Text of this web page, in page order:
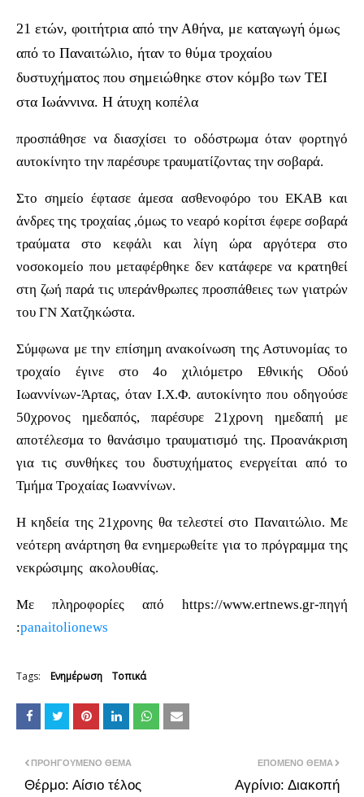
21 ετών, φοιτήτρια από την Αθήνα, με καταγωγή όμως
από το Παναιτώλιο, ήταν το θύμα τροχαίου
δυστυχήματος που σημειώθηκε στον κόμβο των ΤΕΙ
στα Ιωάννινα. Η άτυχη κοπέλα
προσπάθησε να διασχίσει το οδόστρωμα όταν φορτηγό
αυτοκίνητο την παρέσυρε τραυματίζοντας την σοβαρά.
Στο σημείο έφτασε άμεσα ασθενοφόρο του ΕΚΑΒ και
άνδρες της τροχαίας ,όμως το νεαρό κορίτσι έφερε σοβαρά
τραύματα στο κεφάλι και λίγη ώρα αργότερα στο
νοσοκομείο που μεταφέρθηκε δεν κατάφερε να κρατηθεί
στη ζωή παρά τις υπεράνθρωπες προσπάθειες των γιατρών
του ΓΝ Χατζηκώστα.
Σύμφωνα με την επίσημη ανακοίνωση της Αστυνομίας το
τροχαίο έγινε στο 4ο χιλιόμετρο Εθνικής Οδού
Ιωαννίνων-Άρτας, όταν Ι.Χ.Φ. αυτοκίνητο που οδηγούσε
50χρονος ημεδαπός, παρέσυρε 21χρονη ημεδαπή με
αποτέλεσμα το θανάσιμο τραυματισμό της. Προανάκριση
για τις συνθήκες του δυστυχήματος ενεργείται από το
Τμήμα Τροχαίας Ιωαννίνων.
Η κηδεία της 21χρονης θα τελεστεί στο Παναιτώλιο. Με
νεότερη ανάρτηση θα ενημερωθείτε για το πρόγραμμα της
νεκρώσιμης ακολουθίας.
Με πληροφορίες από https://www.ertnews.gr-πηγή
:panaitolionews
Tags: Ενημέρωση Τοπικά
ΕΠΌΜΕΝΟ ΘΈΜΑ
Αγρίνιο: Διακοπή
ΠΡΟΗΓΟΎΜΕΝΟ ΘΈΜΑ
Θέρμο: Αίσιο τέλος